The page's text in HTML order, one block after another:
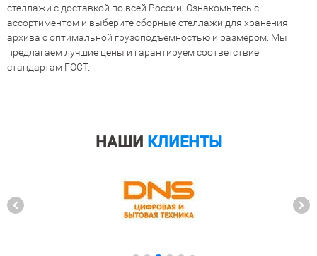
стеллажи с доставкой по всей России. Ознакомьтесь с
ассортиментом и выберите сборные стеллажи для хранения
архива с оптимальной грузоподъемностью и размером. Мы
предлагаем лучшие цены и гарантируем соответствие
стандартам ГОСТ.
НАШИ КЛИЕНТЫ